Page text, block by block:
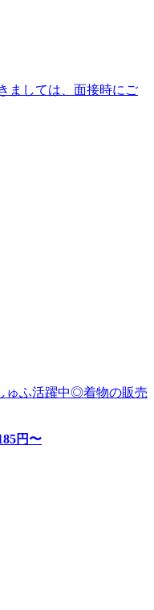
ましては、面接時にご
ゅふ活躍中◎着物の販売
円〜